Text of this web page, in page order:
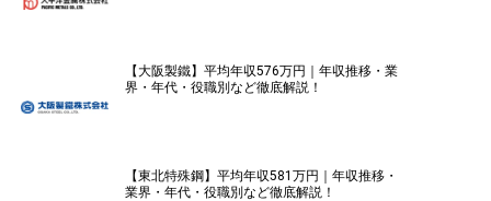
【大阪製鐵】平均年収576万円｜年収推移・業
界・年代・役職別など徹底解説！
【東北特殊鋼】平均年収581万円｜年収推移・
業界・年代・役職別など徹底解説！